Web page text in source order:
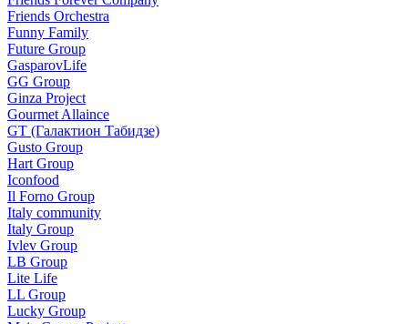
Friends Orchestra
Funny Family
Future Group
GasparovLife
GG Group
Ginza Project
Gourmet Allaince
GT (Галактион Табидзе)
Gusto Group
Hart Group
Iconfood
Il Forno Group
Italy community
Italy Group
Ivlev Group
LB Group
Lite Life
LL Group
Lucky Group